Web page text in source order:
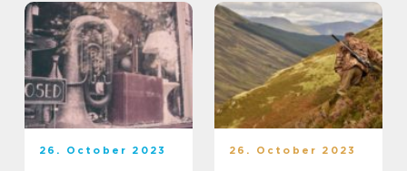
26. October 2023 26. October 2023